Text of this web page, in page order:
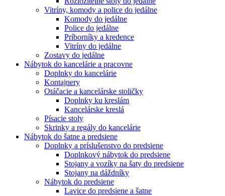
Vitríny, komody a police do jedálne
Komody do jedálne
Police do jedálne
Príborníky a kredence
Vitríny do jedálne
Zostavy do jedálne
Nábytok do kancelárie a pracovne
Doplnky do kancelárie
Kontajnery
Otáčacie a kancelárske stoličky
Doplnky ku kreslám
Kancelárske kreslá
Písacie stoly
Skrinky a regály do kancelárie
Nábytok do šatne a predsiene
Doplnky a príslušenstvo do predsiene
Doplnkový nábytok do predsiene
Stojany a vozíky na šaty do predsiene
Stojany na dáždníky
Nábytok do predsiene
Lavice do predsiene a šatne